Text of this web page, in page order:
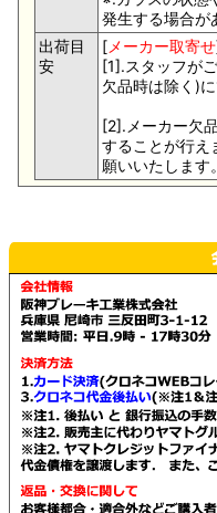
発生する場合が
出荷目
安
[メーカー取寄せ
[1].スタッフが
欠品時は除く)
[2].メーカー欠
することが行え
願いいたします。